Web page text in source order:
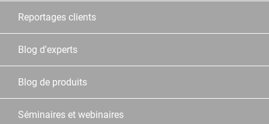
Reportages clients
Blog d'experts
Blog de produits
Séminaires et webinaires